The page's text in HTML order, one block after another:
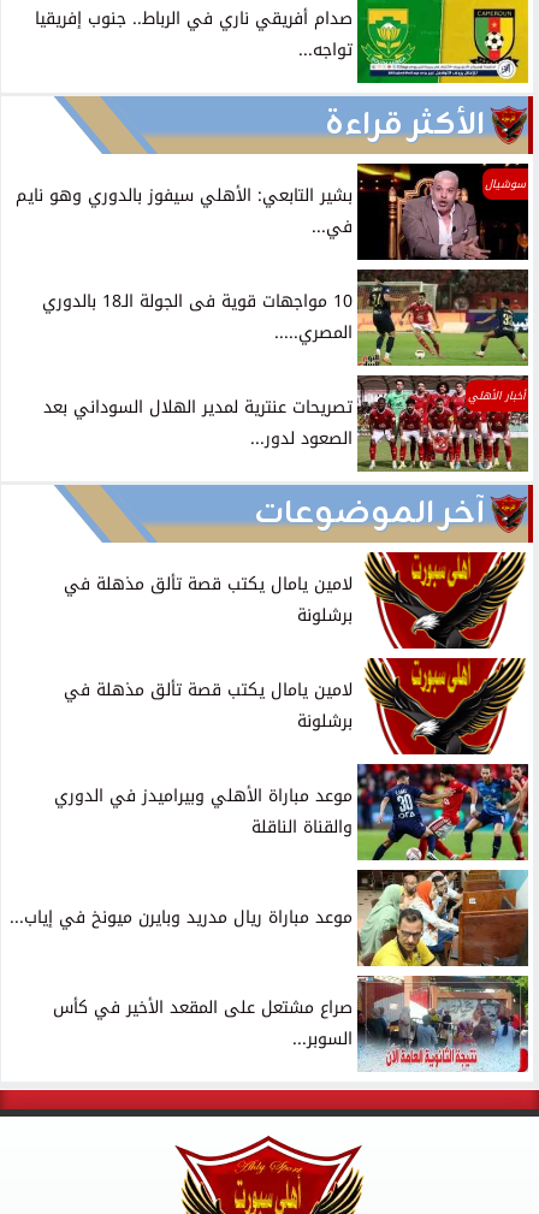
صدام أفريقي ناري في الرباط.. جنوب إفريقيا
تواجه...
الأكثر قراءة
سوشيال
بشير التابعي: الأهلي سيفوز بالدوري وهو نايم
في...
10 مواجهات قوية فى الجولة الـ18 بالدوري
المصري.....
أخبار الأهلي
تصريحات عنترية لمدير الهلال السوداني بعد
الصعود لدور...
آخر الموضوعات
لامين يامال يكتب قصة تألق مذهلة في
برشلونة
لامين يامال يكتب قصة تألق مذهلة في
برشلونة
موعد مباراة الأهلي وبيراميدز في الدوري
والقناة الناقلة
موعد مباراة ريال مدريد وبايرن ميونخ في إياب...
صراع مشتعل على المقعد الأخير في كأس
السوبر...